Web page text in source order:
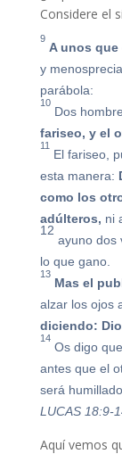
Considere el
9
A unos
y
parábola:
10
Dos
fariseo, y el
11
El fariseo,
esta manera:
como los
adúlteros, ni
12
ayuno dos
lo que gano.
13
Mas el
alzar los ojos
diciendo:
14
Os digo
antes que el
será
LUCAS 18:9-
Aquí vemos